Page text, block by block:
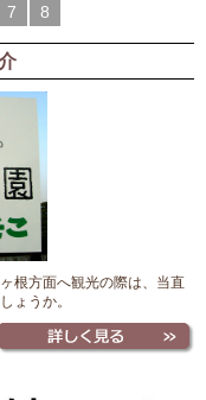
7 8
根方面へ観光の際は、当直
ょうか。